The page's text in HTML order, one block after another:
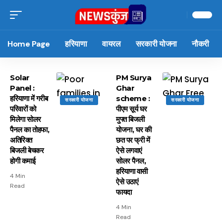
Home Page हरियाणा वायरल सरकारी योजना नौकरी
सरकारी योजना
Solar
Panel :
हरियाणा में गरीब
परिवारों को
मिलेगा सोलर
पैनल का तोहफा,
अतिरिक्त
बिजली बेचकर
होगी कमाई
4 Min
Read
सरकारी योजना
PM Surya
Ghar
scheme :
पीएम सूर्य घर
मुफ्त बिजली
योजना, घर की
छत पर फ्री में
ऐसे लगवाएं
सोलर पैनल,
हरियाणा वासी
ऐसे उठाएं
फायदा
4 Min
Read